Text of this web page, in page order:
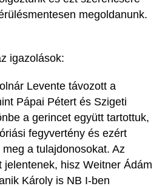
megoldanunk.
igazolások:
Levente távozott a
Pápai Pétert és Szigeti
a gerincet együtt tartottuk,
fegyvertény és ezért
a tulajdonosokat. Az
jelentenek, hisz Weitner Ádám
Károly is NB I-ben